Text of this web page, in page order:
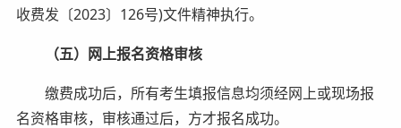
收费发〔2023〕126号)文件精神执行。
（五）网上报名资格审核
缴费成功后，所有考生填报信息均须经网上或现场报
名资格审核，审核通过后，方才报名成功。